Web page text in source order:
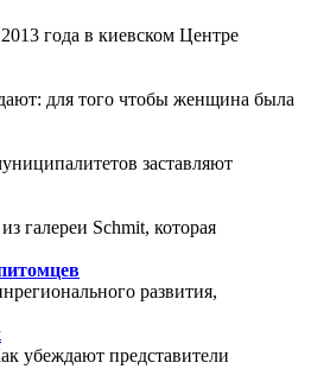
года в киевском Центре
для того чтобы женщина была
заставляют
галереи Schmit, которая
развития,
убеждают представители